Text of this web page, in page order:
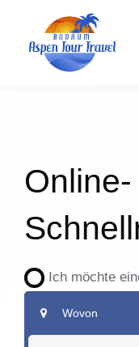
Online-
Ich möchte
Wovon